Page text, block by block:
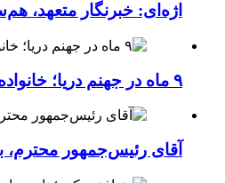
اژه‌ای: خبرنگار متعهد،
۹ ماه در جهنم دریا؛ خانواده‌های نظامی از وضعیت فاجعه‌بار ناو لینکلن فریاد می‌زنند
آقای رئیس‌جمهور